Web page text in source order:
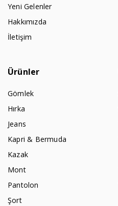
Yeni Gelenler
Hakkımızda
İletişim
Ürünler
Gömlek
Hırka
Jeans
Kapri & Bermuda
Kazak
Mont
Pantolon
Şort